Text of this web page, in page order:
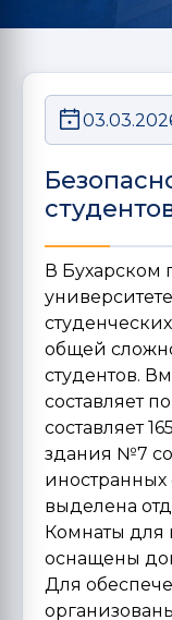
В Бухарском
общей
студентов.
составляет
составляет
здания №7
иностранных
выделена
Комнаты для
оснащены
Для